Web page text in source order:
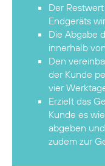
Der
Endgeräts
Die Abgabe
innerhalb
Den
der Kunde
vier
Erzielt das
Kunde es
abgeben
zudem zur